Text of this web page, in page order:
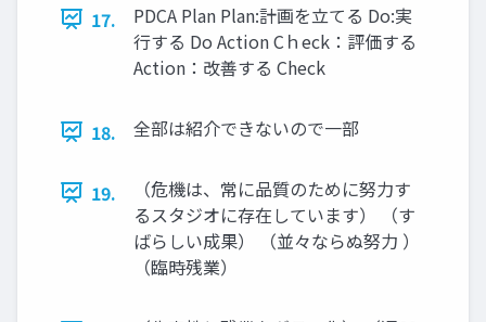
17.
PDCA Plan Plan:計画を立てる Do:実
行する Do Action Cｈeck：評価する
Action：改善する Check
18. 全部は紹介できないので一部
19.
（危機は、常に品質のために努力す
るスタジオに存在しています） （す
ばらしい成果） （並々ならぬ努力 ）
（臨時残業）